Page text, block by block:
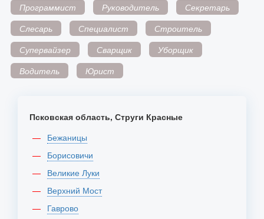
Программист
Руководитель
Секретарь
Слесарь
Специалист
Строитель
Супервайзер
Сварщик
Уборщик
Водитель
Юрист
Псковская область, Струги Красные
Бежаницы
Борисовичи
Великие Луки
Верхний Мост
Гаврово